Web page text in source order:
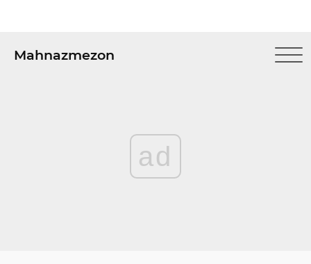
Mahnazmezon
ad